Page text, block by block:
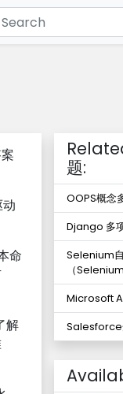
命
解
题:
OOPS概念
Django 多
Selenium
（
Microsoft
Salesforce